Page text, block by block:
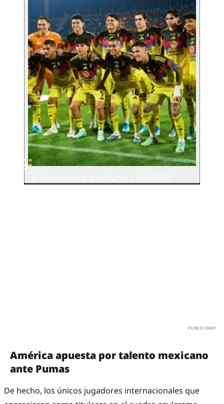
América apuesta por talento mexicano
ante Pumas
De hecho, los únicos jugadores internacionales que